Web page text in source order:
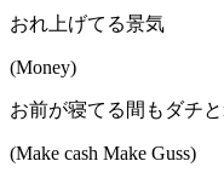
おれ上げてる景気
(Money)
お前が寝てる間もダチと
(Make cash Make Guss)